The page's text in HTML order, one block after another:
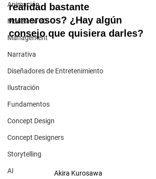
Animación
Modelado 3D
Management
Narrativa
Diseñadores de Entretenimiento
Ilustración
Fundamentos
Concept Design
Concept Designers
Storytelling
AI
realidad bastante
numerosos? ¿Hay algún
consejo que quisiera darles?
Akira Kurosawa